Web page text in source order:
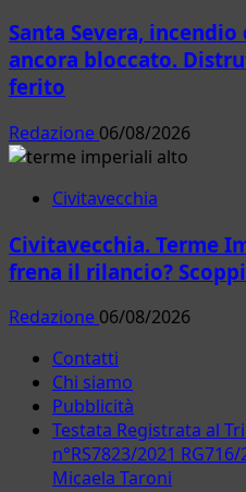
Santa Severa,
ancora bloccato.
ferito
Redazione 06/08/2026
Civitavecchia
Civitavecchia. Terme
frena il rilancio?
Redazione 06/08/2026
Contatti
Chi siamo
Pubblicità
Testata Registrata al
n°RS7823/2021
Micaela Taroni